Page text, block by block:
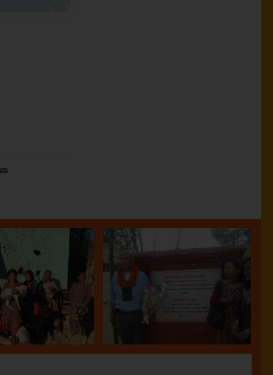
capre
2018
27.03.2018
Sanga –
Realizzazione di un
pozzo profondo